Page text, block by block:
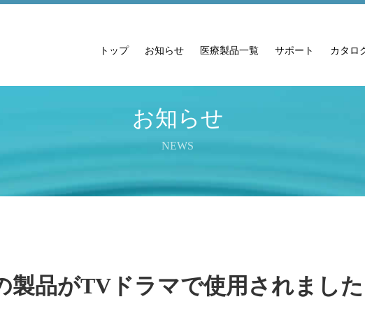
トップ お知らせ 医療製品一覧 サポート カタロ
お知らせ
NEWS
製品がTVドラマで使用されました